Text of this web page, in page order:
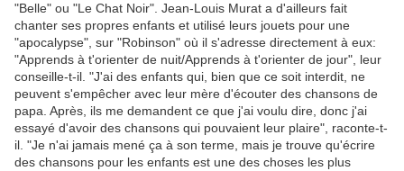
"Belle" ou "Le Chat Noir". Jean-Louis Murat a d'ailleurs fait
chanter ses propres enfants et utilisé leurs jouets pour une
"apocalypse", sur "Robinson" où il s'adresse directement à eux:
"Apprends à t'orienter de nuit/Apprends à t'orienter de jour", leur
conseille-t-il. "J'ai des enfants qui, bien que ce soit interdit, ne
peuvent s'empêcher avec leur mère d'écouter des chansons de
papa. Après, ils me demandent ce que j'ai voulu dire, donc j'ai
essayé d'avoir des chansons qui pouvaient leur plaire", raconte-t-
il. "Je n'ai jamais mené ça à son terme, mais je trouve qu'écrire
des chansons pour les enfants est une des choses les plus